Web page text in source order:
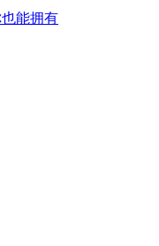
能拥有